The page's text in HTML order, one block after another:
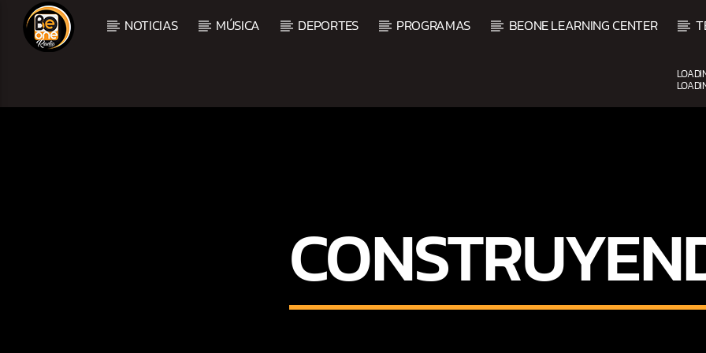
NOTICIAS MÚSICA DEPORTES PROGRAMAS BEONE LEARNING CENTER
5:00 PM 7:00 PM